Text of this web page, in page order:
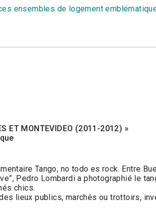
ensembles de logement
ET MONTEVIDEO (2011-2012) »
Tango, no todo es rock. Entre
Pedro Lombardi a photographié le
chics.
lieux publics, marchés ou trottoirs,